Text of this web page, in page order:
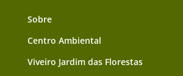
Sobre
Centro Ambiental
Viveiro Jardim das Florestas